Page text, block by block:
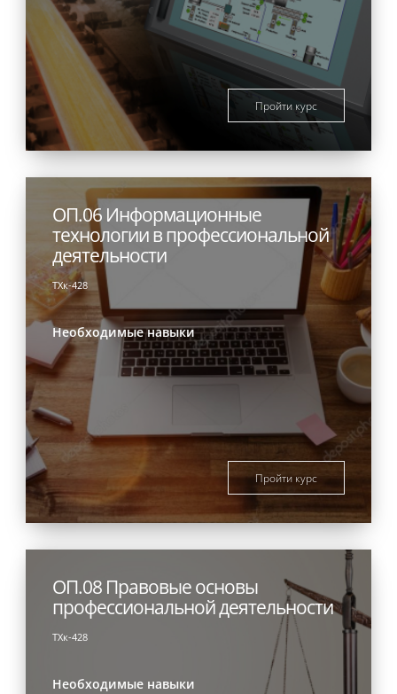
Пройти курс
ОП.06 Информационные
технологии в профессиональной
деятельности
ТХк-428
Необходимые навыки
Пройти курс
ОП.08 Правовые основы
профессиональной деятельности
ТХк-428
Необходимые навыки